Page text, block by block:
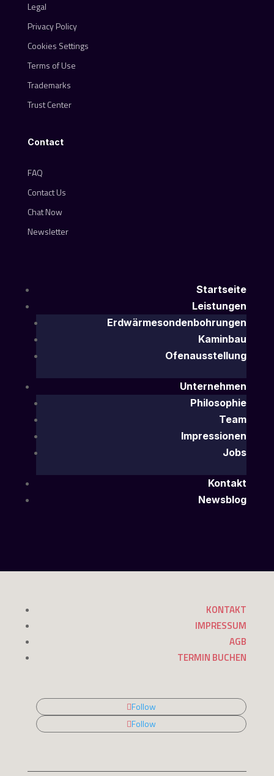
Legal
Privacy Policy
Cookies Settings
Terms of Use
Trademarks
Trust Center
Contact
FAQ
Contact Us
Chat Now
Newsletter
Startseite
Leistungen
Erdwärmesondenbohrungen
Kaminbau
Ofenausstellung
Unternehmen
Philosophie
Team
Impressionen
Jobs
Kontakt
Newsblog
KONTAKT
IMPRESSUM
AGB
TERMIN BUCHEN
Follow
Follow